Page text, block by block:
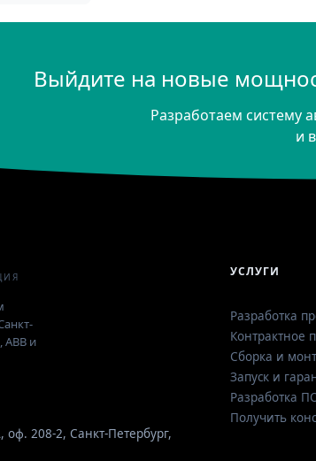
Выйдите на новые
Разработаем систему
и
ABB и
оф. 208-2, Санкт-Петербург,
УСЛУГИ
Разработка
Контрактное
Сборка и
Запуск и
Разработка
Получить